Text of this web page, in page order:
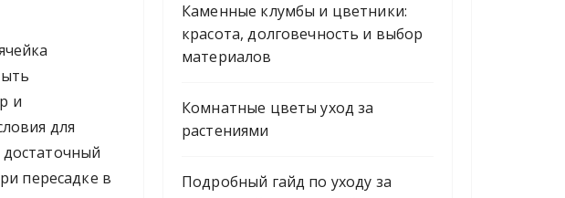
и
для
пересадке в
Каменные клумбы и цветники:
красота, долговечность и выбор
материалов
Комнатные цветы уход за
растениями
Подробный гайд по уходу за